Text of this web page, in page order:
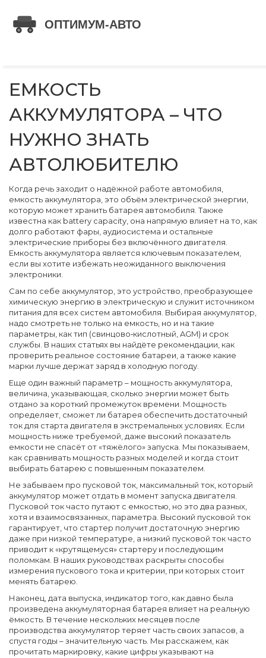
ЕМКОСТЬ
АККУМУЛЯТОРА – ЧТО
НУЖНО ЗНАТЬ
АВТОЛЮБИТЕЛЮ
Когда речь заходит о надёжной работе автомобиля,
емкость аккумулятора это объём электрической энергии,
которую может хранить батарея автомобиля . Также
известна как battery capacity , она напрямую влияет на то, как
долго работают фары, аудиосистема и остальные
электрические приборы без включённого двигателя.
Емкость аккумулятора является ключевым показателем,
если вы хотите избежать неожиданного выключения
электроники.
Сам по себе аккумулятор это устройство, преобразующее
химическую энергию в электрическую и служит источником
питания для всех систем автомобиля. Выбирая аккумулятор,
надо смотреть не только на емкость, но и на такие
параметры, как тип (свинцово‑кислотный, AGM) и срок
службы. В наших статьях вы найдёте рекомендации, как
проверить реальное состояние батареи, а также какие
марки лучше держат заряд в холодную погоду.
Еще один важный параметр – мощность аккумулятора
величина, указывающая, сколько энергии может быть
отдано за короткий промежуток времени . Мощность
определяет, сможет ли батарея обеспечить достаточный
ток для старта двигателя в экстремальных условиях. Если
мощность ниже требуемой, даже высокий показатель
емкости не спасёт от «тяжёлого» запуска. Мы показываем,
как сравнивать мощность разных моделей и когда стоит
выбирать батарею с повышенным показателем.
Не забываем про пусковой ток максимальный ток, который
аккумулятор может отдать в момент запуска двигателя
Пусковой ток часто путают с емкостью, но это два разных,
хотя и взаимосвязанных, параметра. Высокий пусковой ток
гарантирует, что стартер получит достаточную энергию
даже при низкой температуре, а низкий пусковой ток часто
приводит к «крутящемуся» стартеру и последующим
поломкам. В наших руководствах раскрыты способы
измерения пускового тока и критерии, при которых стоит
менять батарею.
Наконец, дата выпуска индикатор того, как давно была
произведена аккумуляторная батарея влияет на реальную
ёмкость. В течение нескольких месяцев после
производства аккумулятор теряет часть своих запасов, а
спустя годы – значительную часть. Мы расскажем, как
прочитать маркировку, какие цифры указывают на